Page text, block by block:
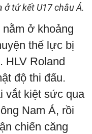
ở tứ kết U17 châu Á.
ở khoảng
thể lực bị
HLV Roland
độ thi đấu.
vắt kiệt sức qua
Nam Á, rồi
chiến căng